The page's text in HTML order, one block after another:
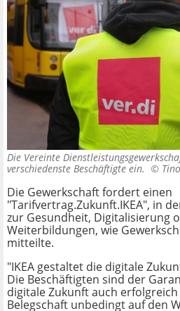
Die Vereinte
verschiedenste Beschäftigte ein. ©
Die Gewerkschaft fordert einen
"Tarifvertrag.Zukunft.IKEA", in
zur Gesundheit, Digitalisierung
Weiterbildungen, wie
mitteilte.
"IKEA gestaltet die digitale
Die Beschäftigten sind der
digitale Zukunft auch
Belegschaft unbedingt auf den